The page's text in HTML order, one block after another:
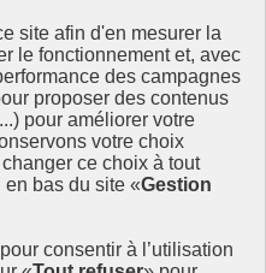
site afin d'en mesurer la
le fonctionnement et, avec
des campagnes
proposer des contenus
pour améliorer votre
votre choix
ce choix à tout
bas du site «Gestion
consentir à l’utilisation
concernant l’Agenda
Il valorise la mobilisation de
fenêtre
nouvelle fenêtre